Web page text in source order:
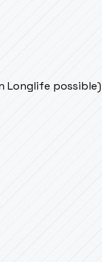
Longlife possible)